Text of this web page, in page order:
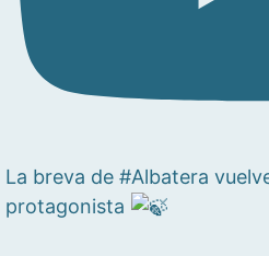
La breva de #Albatera
protagonista